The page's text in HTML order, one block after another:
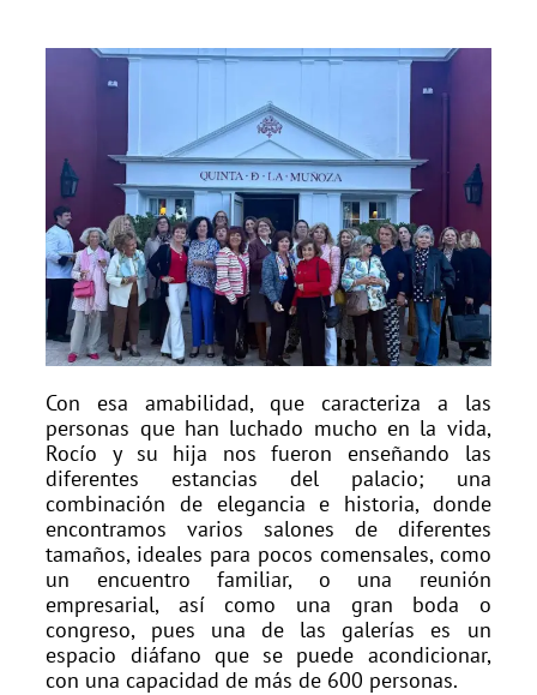
Con esa amabilidad, que caracteriza a las
personas que han luchado mucho en la vida,
Rocío y su hija nos fueron enseñando las
diferentes estancias del palacio; una
combinación de elegancia e historia, donde
encontramos varios salones de diferentes
tamaños, ideales para pocos comensales, como
un encuentro familiar, o una reunión
empresarial, así como una gran boda o
congreso, pues una de las galerías es un
espacio diáfano que se puede acondicionar,
con una capacidad de más de 600 personas.